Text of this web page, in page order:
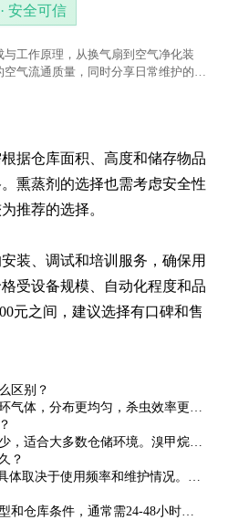
安全可信
工作原理，从换气扇到空气净化装
气流通质量，同时分享日常维护的小
据仓库面积、高度和储存物品
熏蒸剂的选择也需考虑安全性
推荐的选择。
装、调试和培训服务，确保用
受设备规模、自动化程度和品
元之间，建议选择有口碑和售
区别？
气体，分布更均匀，杀虫效率更
蒸依赖自然扩散，效果和速度较
，适合大多数仓储环境。溴甲烷杀
，需严格防护。
？
体取决于使用频率和维护情况。定
备寿命。
和仓库条件，通常需24-48小时。